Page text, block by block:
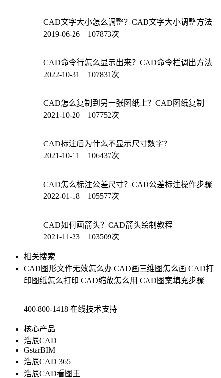
CAD文字大小怎么调整？CAD文字大小调整方法
2019-06-26 107873次
CAD命令行怎么显示出来？CAD命令栏调出方法
2022-10-31 107831次
CAD怎么复制到另一张图纸上？CAD图纸复制
2021-10-20 107752次
CAD标注后为什么不显示尺寸数字？
2021-10-11 106437次
CAD怎么标注公差尺寸？CAD公差标注操作步骤
2022-01-18 105577次
CAD如何画箭头？CAD箭头绘制教程
2021-11-23 103509次
相关搜索
CAD图形文件无效怎么办 CAD画三维图怎么画 CAD打
印图纸怎么打印 CAD缩放怎么用 CAD图案填充步骤
400-800-1418 在线技术支持
核心产品
浩辰CAD
GstarBIM
浩辰CAD 365
浩辰CAD看图王